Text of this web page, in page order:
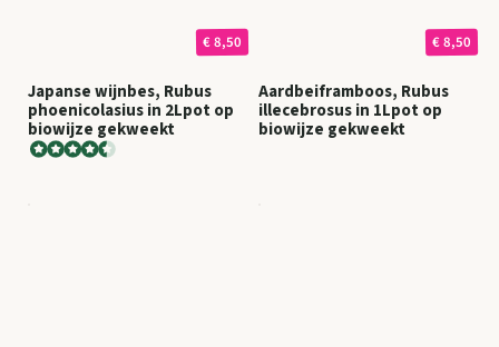
€ 8,50
Japanse wijnbes, Rubus
phoenicolasius in 2Lpot op
biowijze gekweekt
€ 8,50
Aardbeiframboos, Rubus
illecebrosus in 1Lpot op
biowijze gekweekt